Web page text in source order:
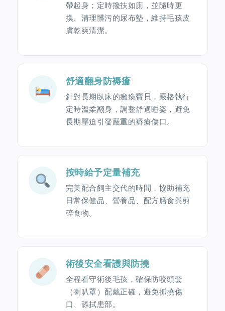
帶起身；定時攙扶如廁，並隨時更
換、清理髒污的尿布墊，維持毛孩皮
膚乾爽清潔。
舒適翻身防褥瘡
針對長期臥床的癱瘓寶貝，嚴格執行
定時溫柔翻身，調整舒適睡姿，避免
長期壓迫引發嚴重的褥瘡傷口。
按時給予定量補充
完美配合飼主交代的時間，協助補充
日常保健品、營養品、配方膳食與剪
碎食物。
術後安全看護與防撓
全程看守術後毛孩，確保防咬頭套
（喇叭罩）配戴正確，避免抓撓傷
口、舔拭患部。